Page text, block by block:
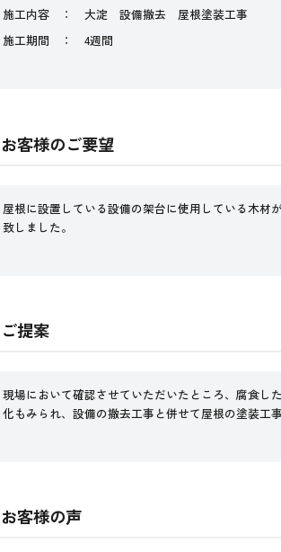
施工内容 ： 大淀 設備撤去 屋根塗装工事
施工期間 ： 4週間
お客様のご要望
屋根に設置している設備の架台に使用している木材
致しました。
ご提案
現場において確認させていただいたところ、腐食し
化もみられ、設備の撤去工事と併せて屋根の塗装工
お客様の声